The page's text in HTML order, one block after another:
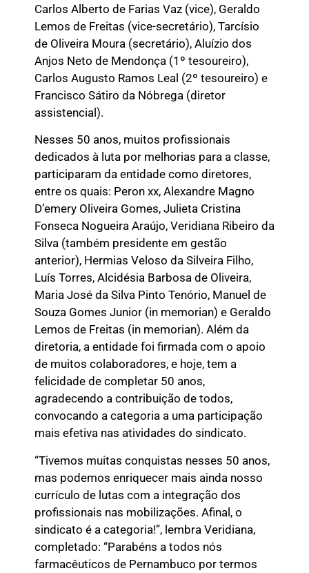
Carlos Alberto de Farias Vaz (vice), Geraldo
Lemos de Freitas (vice-secretário), Tarcísio
de Oliveira Moura (secretário), Aluízio dos
Anjos Neto de Mendonça (1º tesoureiro),
Carlos Augusto Ramos Leal (2º tesoureiro) e
Francisco Sátiro da Nóbrega (diretor
assistencial).
Nesses 50 anos, muitos profissionais
dedicados à luta por melhorias para a classe,
participaram da entidade como diretores,
entre os quais: Peron xx, Alexandre Magno
D’emery Oliveira Gomes, Julieta Cristina
Fonseca Nogueira Araújo, Veridiana Ribeiro da
Silva (também presidente em gestão
anterior), Hermias Veloso da Silveira Filho,
Luís Torres, Alcidésia Barbosa de Oliveira,
Maria José da Silva Pinto Tenório, Manuel de
Souza Gomes Junior (in memorian) e Geraldo
Lemos de Freitas (in memorian). Além da
diretoria, a entidade foi firmada com o apoio
de muitos colaboradores, e hoje, tem a
felicidade de completar 50 anos,
agradecendo a contribuição de todos,
convocando a categoria a uma participação
mais efetiva nas atividades do sindicato.
“Tivemos muitas conquistas nesses 50 anos,
mas podemos enriquecer mais ainda nosso
currículo de lutas com a integração dos
profissionais nas mobilizações. Afinal, o
sindicato é a categoria!”, lembra Veridiana,
completado: “Parabéns a todos nós
farmacêuticos de Pernambuco por termos